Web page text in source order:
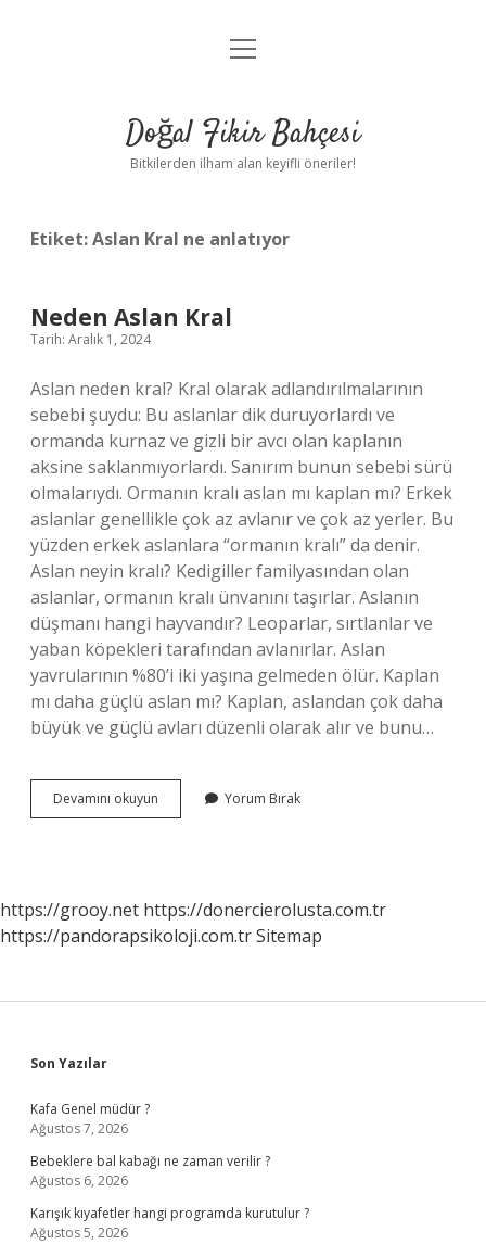
Anasayfa
Yasal Uyarı
menüyü
Doğal Fikir Bahçesi
Bitkilerden ilham alan keyifli öneriler!
Etiket:Aslan Kral ne anlatıyor
Neden Aslan Kral
Tarih: Aralık 1, 2024
Aslan neden kral? Kral olarak adlandırılmalarının
sebebi şuydu: Bu aslanlar dik duruyorlardı ve
ormanda kurnaz ve gizli bir avcı olan kaplanın
aksine saklanmıyorlardı. Sanırım bunun sebebi sürü
olmalarıydı. Ormanın kralı aslan mı kaplan mı? Erkek
aslanlar genellikle çok az avlanır ve çok az yerler. Bu
yüzden erkek aslanlara “ormanın kralı” da denir.
Aslan neyin kralı? Kedigiller familyasından olan
aslanlar, ormanın kralı ünvanını taşırlar. Aslanın
düşmanı hangi hayvandır? Leoparlar, sırtlanlar ve
yaban köpekleri tarafından avlanırlar. Aslan
yavrularının %80’i iki yaşına gelmeden ölür. Kaplan
mı daha güçlü aslan mı? Kaplan, aslandan çok daha
büyük ve güçlü avları düzenli olarak alır ve bunu…
Devamını okuyun
Aslan
Yorum Bırak
https://grooy.net https://donercierolusta.com.tr
https://pandorapsikoloji.com.trSitemap
Sidebar
Son Yazılar
Kafa Genel müdür ?
Ağustos 7, 2026
Bebeklere bal kabağı ne zaman verilir ?
Ağustos 6, 2026
Karışık kıyafetler hangi programda kurutulur ?
Ağustos 5, 2026